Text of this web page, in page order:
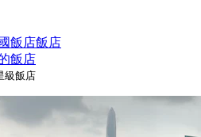
飯店飯店
飯店
級飯店